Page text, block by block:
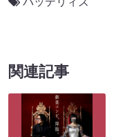
関連記事